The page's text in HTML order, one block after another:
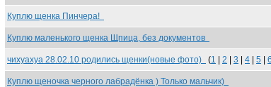
Куплю щенка Пинчера!
Куплю маленького щенка Щпица, без документов
чихуахуа 28.02.10 родились щенки(новые фото) (1 2 3 4 5 6
Куплю щеночка черного лабрадёнка ) Только мальчик)